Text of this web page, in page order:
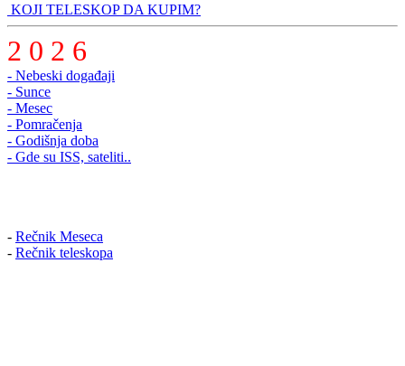
KOJI TELESKOP DA KUPIM?
2 0 2 6
- Nebeski događaji
- Sunce
- Mesec
- Pomračenja
- Godišnja doba
- Gde su ISS, sateliti..
- Rečnik Meseca
- Rečnik teleskopa